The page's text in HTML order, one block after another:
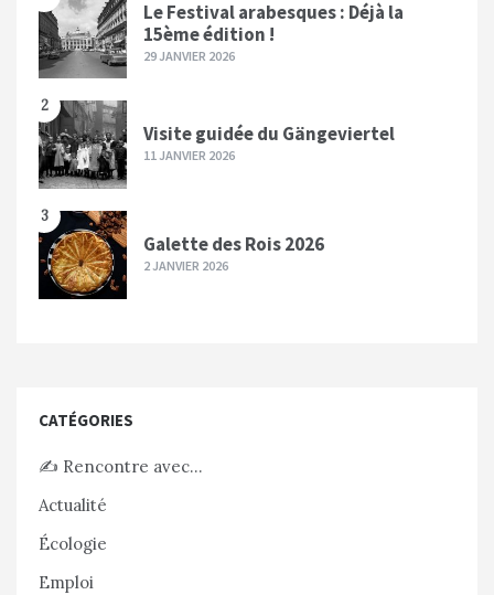
Le Festival arabesques : Déjà la
15ème édition !
29 JANVIER 2026
2
Visite guidée du Gängeviertel
11 JANVIER 2026
3
Galette des Rois 2026
2 JANVIER 2026
CATÉGORIES
✍️ Rencontre avec…
Actualité
Écologie
Emploi